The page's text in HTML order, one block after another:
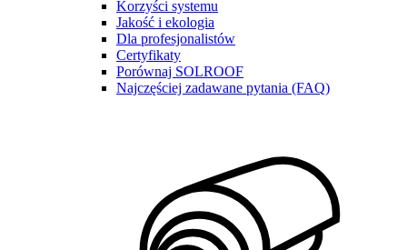
Korzyści systemu
Jakość i ekologia
Dla profesjonalistów
Certyfikaty
Porównaj SOLROOF
Najczęściej zadawane pytania (FAQ)